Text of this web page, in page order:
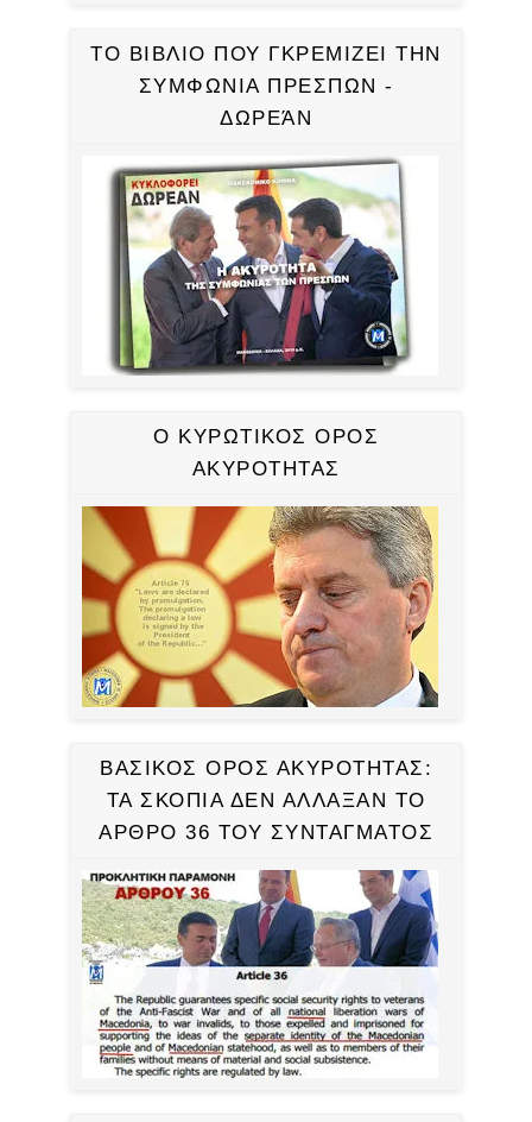
ΤΟ ΒΙΒΛΙΟ ΠΟΥ ΓΚΡΕΜΙΖΕΙ ΤΗΝ
ΣΥΜΦΩΝΙΑ ΠΡΕΣΠΩΝ -
ΔΩΡΕΆΝ
Ο ΚΥΡΩΤΙΚΟΣ ΟΡΟΣ
ΑΚΥΡΟΤΗΤΑΣ
ΒΑΣΙΚΟΣ ΟΡΟΣ ΑΚΥΡΟΤΗΤΑΣ:
ΤΑ ΣΚΟΠΙΑ ΔΕΝ ΑΛΛΑΞΑΝ ΤΟ
ΑΡΘΡΟ 36 ΤΟΥ ΣΥΝΤΑΓΜΑΤΟΣ